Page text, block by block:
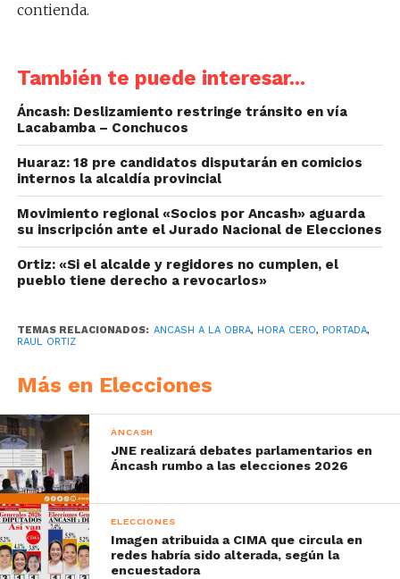
contienda.
También te puede interesar...
Áncash: Deslizamiento restringe tránsito en vía
Lacabamba – Conchucos
Huaraz: 18 pre candidatos disputarán en comicios
internos la alcaldía provincial
Movimiento regional «Socios por Ancash» aguarda
su inscripción ante el Jurado Nacional de Elecciones
Ortiz: «Si el alcalde y regidores no cumplen, el
pueblo tiene derecho a revocarlos»
TEMAS RELACIONADOS: ANCASH A LA OBRA, HORA CERO, PORTADA,
RAUL ORTIZ
Más en Elecciones
ÁNCASH
JNE realizará debates parlamentarios en
Áncash rumbo a las elecciones 2026
ELECCIONES
Imagen atribuida a CIMA que circula en
redes habría sido alterada, según la
encuestadora